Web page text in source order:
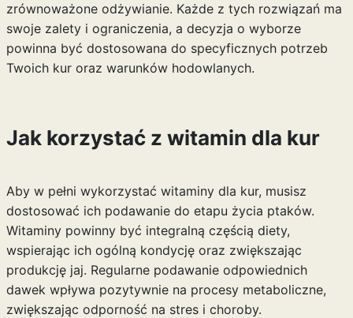
zrównoważone odżywianie. Każde z tych rozwiązań ma
swoje zalety i ograniczenia, a decyzja o wyborze
powinna być dostosowana do specyficznych potrzeb
Twoich kur oraz warunków hodowlanych.
Jak korzystać z witamin dla kur
Aby w pełni wykorzystać witaminy dla kur, musisz
dostosować ich podawanie do etapu życia ptaków.
Witaminy powinny być integralną częścią diety,
wspierając ich ogólną kondycję oraz zwiększając
produkcję jaj. Regularne podawanie odpowiednich
dawek wpływa pozytywnie na procesy metaboliczne,
zwiększając odporność na stres i choroby.